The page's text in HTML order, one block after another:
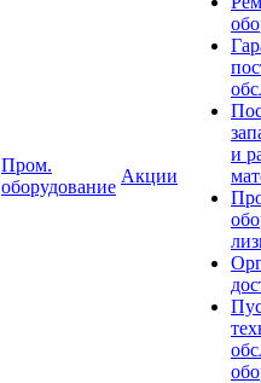
Пром.
оборудование
Акции
и